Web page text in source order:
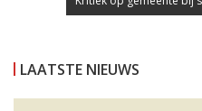
LAATSTE NIEUWS